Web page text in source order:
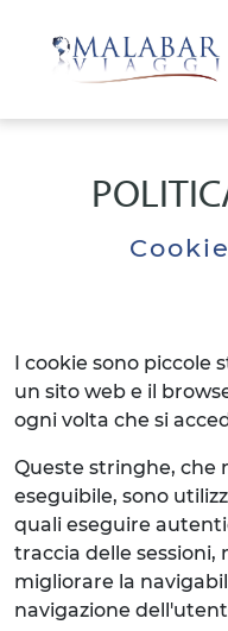
I cookie sono piccole
un sito web e il
ogni volta che si
Queste stringhe, che
eseguibile, sono
quali eseguire
traccia delle
migliorare la
navigazione